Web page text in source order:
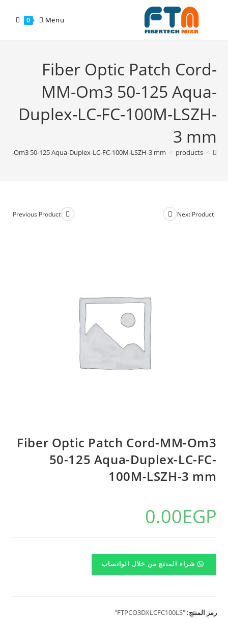
0 Menu
Fiber Optic Patch Cord-
MM-Om3 50-125 Aqua-
Duplex-LC-FC-100M-LSZH-
3 mm
>
products
>
Om3 50-125 Aqua-Duplex-LC-FC-100M-LSZH-3 mm
Previous Product Next Product
Fiber Optic Patch Cord-MM-Om3
50-125 Aqua-Duplex-LC-FC-
100M-LSZH-3 mm
0.00EGP
شراء المنتج من خلال الواتساب
رمز المنتج:"FTPCO3DXLCFC100LS"